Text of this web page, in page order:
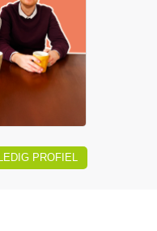
PROFIEL